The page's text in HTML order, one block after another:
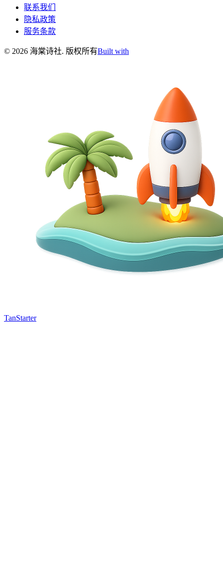
联系我们
隐私政策
服务条款
© 2026 海棠诗社. 版权所有Built with
TanStarter